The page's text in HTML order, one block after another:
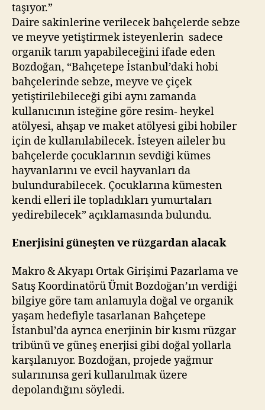
taşıyor.”
Daire sakinlerine verilecek bahçelerde sebze
ve meyve yetiştirmek isteyenlerin sadece
organik tarım yapabileceğini ifade eden
Bozdoğan, “Bahçetepe İstanbul’daki hobi
bahçelerinde sebze, meyve ve çiçek
yetiştirilebileceği gibi aynı zamanda
kullanıcının isteğine göre resim- heykel
atölyesi, ahşap ve maket atölyesi gibi hobiler
için de kullanılabilecek. İsteyen aileler bu
bahçelerde çocuklarının sevdiği kümes
hayvanlarını ve evcil hayvanları da
bulundurabilecek. Çocuklarına kümesten
kendi elleri ile topladıkları yumurtaları
yedirebilecek” açıklamasında bulundu.
Enerjisini güneşten ve rüzgardan alacak
Makro & Akyapı Ortak Girişimi Pazarlama ve
Satış Koordinatörü Ümit Bozdoğan’ın verdiği
bilgiye göre tam anlamıyla doğal ve organik
yaşam hedefiyle tasarlanan Bahçetepe
İstanbul’da ayrıca enerjinin bir kısmı rüzgar
tribünü ve güneş enerjisi gibi doğal yollarla
karşılanıyor. Bozdoğan, projede yağmur
sularınınsa geri kullanılmak üzere
depolandığını söyledi.